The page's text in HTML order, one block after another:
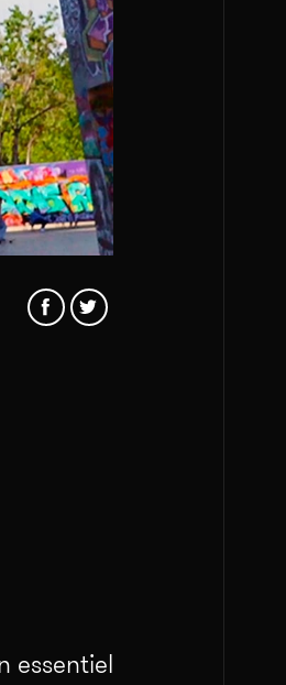
essentiel